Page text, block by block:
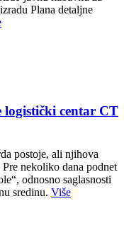
Plana detaljne
logistički centar CT
postoje, ali njihova
nekoliko dana podnet
odnosno saglasnosti
sredinu. Više